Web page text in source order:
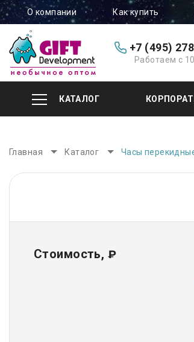
О компании Как купить
+7 (495)
Работаем с
КАТАЛОГ
Главная Каталог Часы
Стоимость, ₽